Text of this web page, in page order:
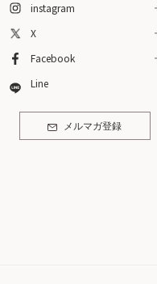
instagram
X
Facebook
Line
メルマガ登録